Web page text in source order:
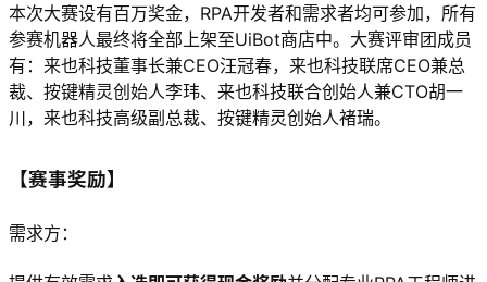
本次大赛设有百万奖金，RPA开发者和需求者均可参加，所有
参赛机器人最终将全部上架至UiBot商店中。大赛评审团成员
有：来也科技董事长兼CEO汪冠春，来也科技联席CEO兼总
裁、按键精灵创始人李玮、来也科技联合创始人兼CTO胡一
川，来也科技高级副总裁、按键精灵创始人褚瑞。
【赛事奖励】
需求方：